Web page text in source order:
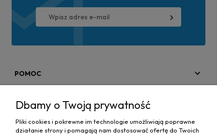
POMOC
Dbamy o Twoją prywatność
Pliki cookies i pokrewne im technologie umożliwiają poprawne
działanie strony i pomagają nam dostosować ofertę do Twoich